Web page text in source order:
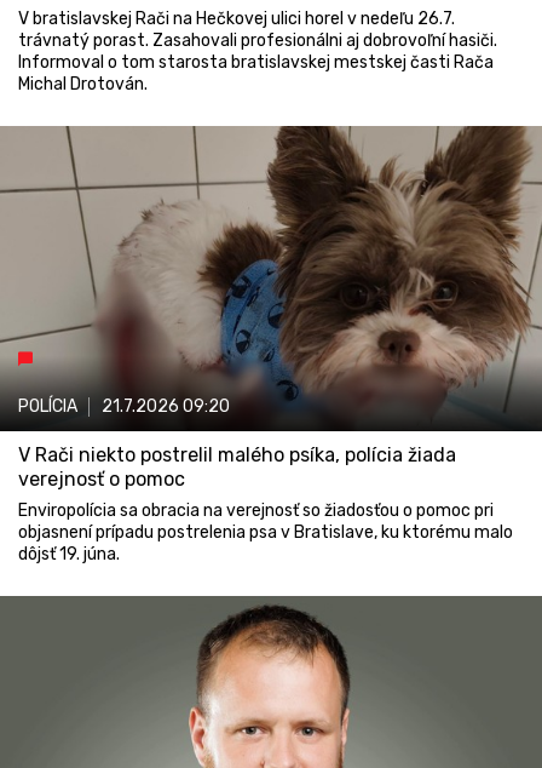
V bratislavskej Rači na Hečkovej ulici horel v nedeľu 26.7.
trávnatý porast. Zasahovali profesionálni aj dobrovoľní hasiči.
Informoval o tom starosta bratislavskej mestskej časti Rača
Michal Drotován.
POLÍCIA 21.7.2026 09:20
V Rači niekto postrelil malého psíka, polícia žiada
verejnosť o pomoc
Enviropolícia sa obracia na verejnosť so žiadosťou o pomoc pri
objasnení prípadu postrelenia psa v Bratislave, ku ktorému malo
dôjsť 19. júna.